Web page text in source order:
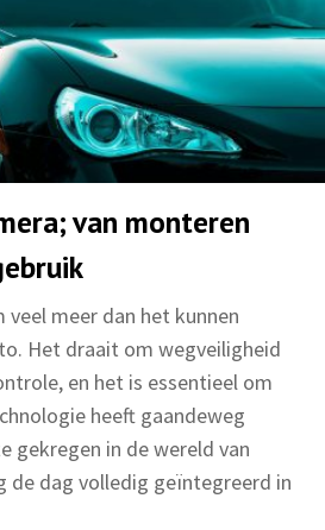
van monteren
meer dan het kunnen
Het draait om wegveiligheid
en het is essentieel om
heeft gaandeweg
gekregen in de wereld van
de dag volledig geïntegreerd in